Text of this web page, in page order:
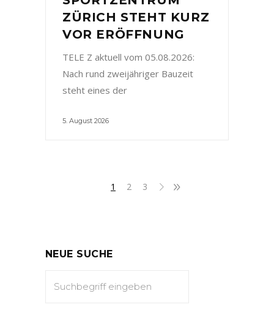
ZÜRICH STEHT KURZ
VOR ERÖFFNUNG
TELE Z aktuell vom 05.08.2026:
Nach rund zweijähriger Bauzeit
steht eines der
5. August 2026
1 2 3
NEUE SUCHE